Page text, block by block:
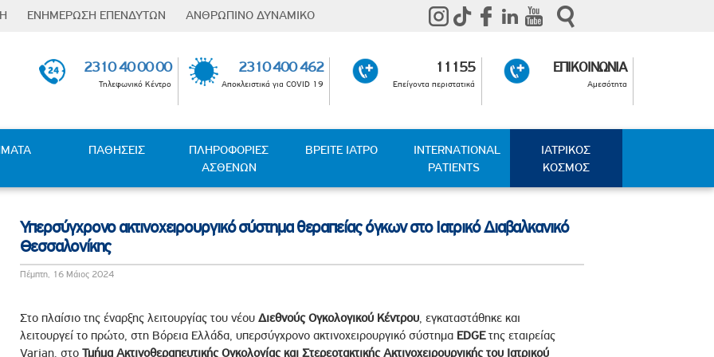
Κλιματικής Μετάβασης
της Βίας και Παρενόχλησης στην Εργασία
Δωροδοκίας και Διαφθοράς
ΕΝΗΜΕΡΩΣΗ ΕΠΕΝΔΥΤΩΝ
Ενημέρωση μετόχων
Οικονομικές Καταστάσεις
Θυγατρικών
Μετοχική Σύνθεση
ΑΝΘΡΩΠΙΝΟ ΔΥΝΑΜΙΚΟ
Εκπαίδευση & Ανάπτυξη
Ευκαιρίες Καριέρας
Θέσεις Εργασίας
αναζήτησης
2310 40 00 00
Τηλεφωνικό Κέντρο
2310 400 462
Αποκλειστικά για COVID 19
11155
Επείγοντα περιστατικά
ΕΠΙΚΟΙΝΩΝΙΑ
Αμεσότητα
ΠΑΘΗΣΕΙΣ
ΠΛΗΡΟΦΟΡΙΕΣ
ΑΣΘΕΝΩΝ
ΒΡΕΙΤΕ ΙΑΤΡΟ
INTERNATIONAL
PATIENTS
ΙΑΤΡΙΚΟΣ
ΚΟΣΜΟΣ
Υπερσύγχρονο ακτινοχειρουργικό σύστημα θεραπείας όγκων στο Ιατρικό Διαβαλκανικό
Θεσσαλονίκης
Πέμπτη, 16 Μάιος 2024
Στο πλαίσιο της έναρξης λειτουργίας του νέου Διεθνούς Ογκολογικού Κέντρου, εγκαταστάθηκε και
λειτουργεί το πρώτο, στη Βόρεια Ελλάδα, υπερσύγχρονο ακτινοχειρουργικό σύστημα EDGEτης εταιρείας
Varian, στο Τμήμα Ακτινοθεραπευτικής Ογκολογίας και Στερεοτακτικής Ακτινοχειρουργικής του Ιατρικού